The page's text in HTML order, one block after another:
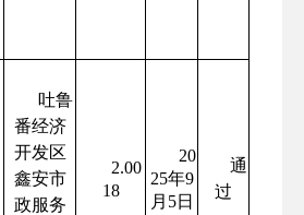
吐鲁
番经济
开发区
鑫安市
政服务
2.00
18
20
25年9
月5日
通
过